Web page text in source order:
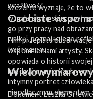
wrażliwość.
szczerze wyznaje, że to
w malarstwie skierował
go przy pracy nad
walkę”, poznając jego
twórczego.
Osobiste
Film przeplata
wspomnieniami artysty.
opowiada o historii swojej
między innymi z
intymny portret
nieodłącznym elementem
Dokument Leszka